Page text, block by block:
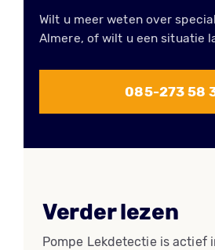
Wilt u meer weten over
Almere, of wilt u een situatie
085-273 58
Verder lezen
Pompe Lekdetectie is actief